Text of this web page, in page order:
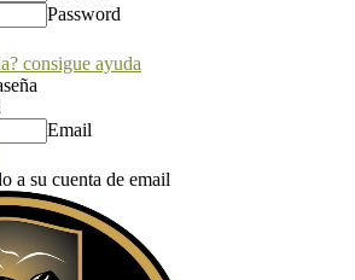
Password
consigue ayuda
Email
a su cuenta de email